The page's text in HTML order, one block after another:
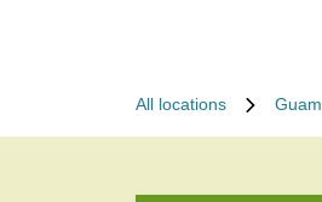
All locations Guam